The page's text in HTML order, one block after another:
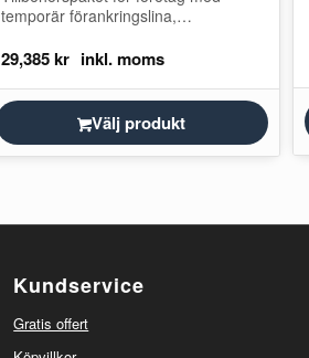
temporär förankringslina,
29,385kr
Välj produkt
Kundservice
Gratis offert